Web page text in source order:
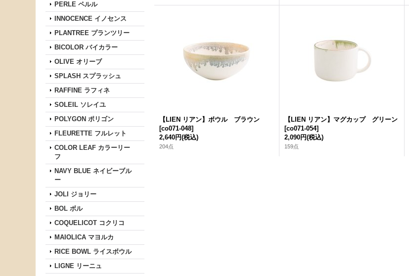
PERLE ペルル
INNOCENCE イノセンス
PLANTREE プランツリー
BICOLOR バイカラー
OLIVE オリーブ
SPLASH スプラッシュ
RAFFINE ラフィネ
SOLEIL ソレイユ
POLYGON ポリゴン
FLEURETTE フルレット
COLOR LEAF カラーリー
フ
NAVY BLUE ネイビーブル
ー
JOLI ジョリー
BOL ボル
COQUELICOT コクリコ
MAIOLICA マヨルカ
RICE BOWL ライスボウル
LIGNE リーニュ
【LIEN リアン】ボウル ブラウン
[co071-048]
2,640円(税込)
204点
【LIEN リアン】マグカップ グリーン
[co071-054]
2,090円(税込)
159点